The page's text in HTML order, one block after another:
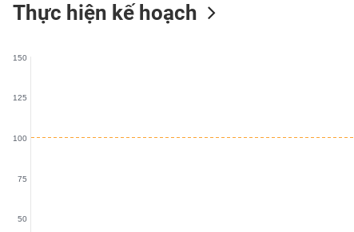
Thực hiện kế hoạch
50
100
150
75
125